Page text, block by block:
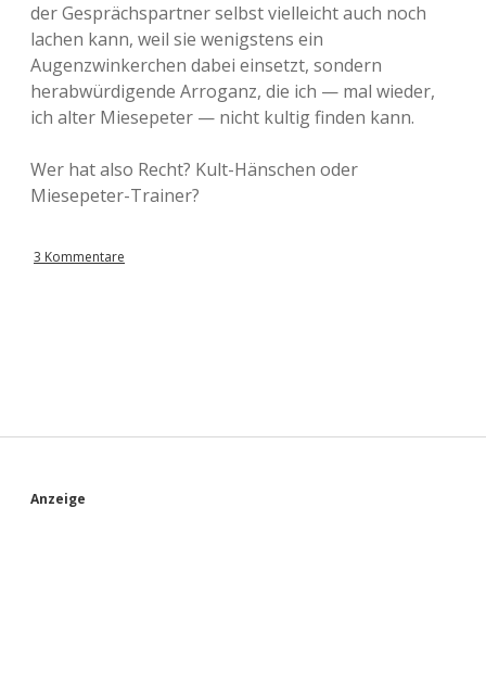
der Gesprächspartner selbst vielleicht auch noch
lachen kann, weil sie wenigstens ein
Augenzwinkerchen dabei einsetzt, sondern
herabwürdigende Arroganz, die ich — mal wieder,
ich alter Miesepeter — nicht kultig finden kann.
Wer hat also Recht? Kult-Hänschen oder
Miesepeter-Trainer?
3 Kommentare
S
Anzeige